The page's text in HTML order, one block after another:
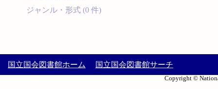
ジャンル・形式 (0 件)
国立国会図書館ホーム 国立国会図書館サーチ
Copyright ©